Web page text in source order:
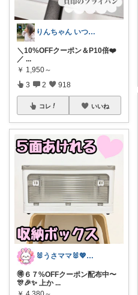
りんちゃん いつもありがとう⑅◡̈*♡
＼10%OFFクーポン＆P10倍❤️
／ ...
￥ 1,950～
3 2 918
コレ いいね
🐰うさママ🐰💖キッズ・ママの日常✨
🉐６７%OFFクーポン配布中〜
🎊🎉✨ 上か ...